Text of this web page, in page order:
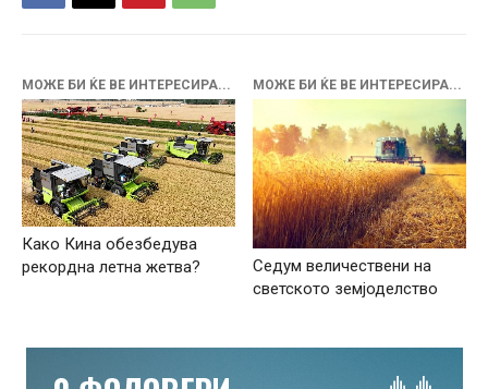
МОЖЕ БИ ЌЕ ВЕ ИНТЕРЕСИРА...
Како Кина обезбедува
рекордна летна жетва?
МОЖЕ БИ ЌЕ ВЕ ИНТЕРЕСИРА...
Седум величествени на
светското земјоделство